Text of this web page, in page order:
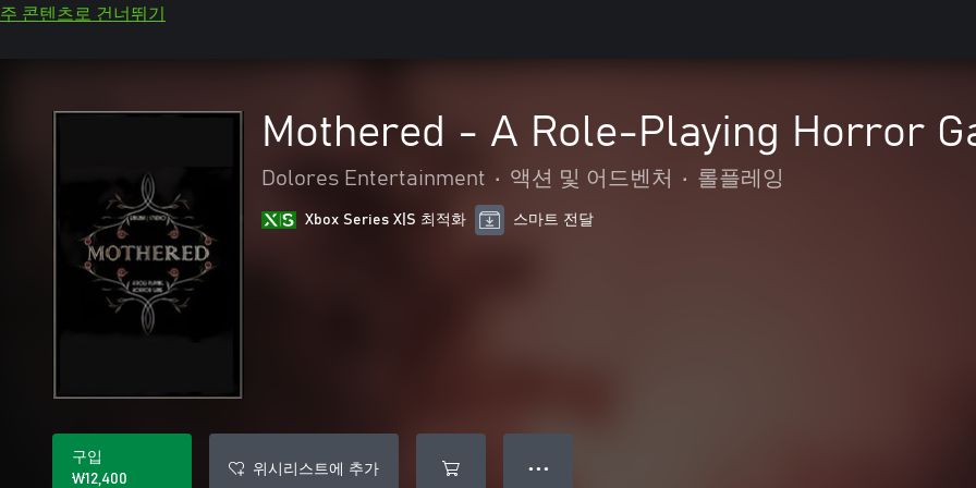
주 콘텐츠로 건너뛰기
Mothered - A Role-Playing Horror
Dolores Entertainment • 액션 및 어드벤처 • 롤플레잉
Xbox Series X|S 최적화 스마트 전달
구입
₩12,400
위시리스트에 추가 ● ● ●